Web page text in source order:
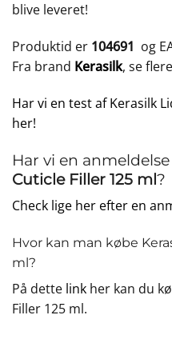
blive leveret!
Produktid er 104691 og
Fra brand Kerasilk, se
Har vi en test af Kerasilk
her!
Har vi en
Cuticle Filler 125 ml?
Check lige her efter en
Hvor kan man købe
ml?
På dette link her kan du
Filler 125 ml.